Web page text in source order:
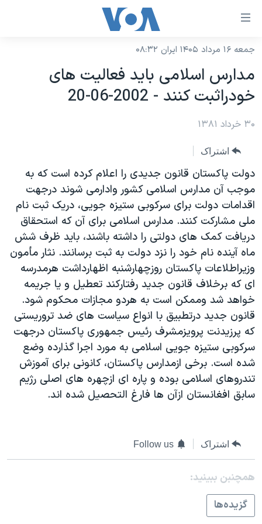
لینکهای
دسترسی
جهش
محتوای
اصلی
صفحه
اصلی
جهش
به
جستجو
نسخه سبک وب‌سایت
موضوع ها
ایران
آمریکا
ورزشی
گزیده‌ها
ویژه برنامه‌ها
ویدیوها
فرهنگ و زندگی
حقوق شهروندی
اقتصادی
علم و فناوری
اسرائیل در جنگ
گالری عکس
آرشیو پخش زنده
برنامه های تلویزیونی
جدول برنامه ها
صفحه‌های ویژه
جام جهانی ۲۰۲۶
عملیات خشم حماسی
۲۵۰سالگی آمریکا
بایگانی برنامه‌های تلویزیونی
مستندها
انتخابات ریاست جمهوری آمریکا ۲۰۲۴
حمله جمهوری اسلامی به اسرائیل
رمز مهسا
ورزش زنان در ایران
اعتراضات زن، زندگی، آزادی
مجموعه مستندهای دادخواهی
دادگاه حمید نوری
چهل سال گروگان‌گیری
قانون شفافیت دارائی کادر رهبری ایران
اعتراضات مردمی آبان ۹۸
فرکانس‌های صدای آمریکا
پخش رادیویی
یادگیری زبان انگلیسی
دنبال کنید
زبانهای مختلف
جمعه ۱۶ مرداد ۱۴۰۵ ایران ۰۸:۳۲
مدارس اسلامی بايد فعاليت های
خودراثبت کنند - 2002-06-20
۳۰ خرداد ۱۳۸۱
اشتراک
دولت پاکستان قانون جديدی را اعلام کرده است که به
موجب آن مدارس اسلامی کشور وادارمی شوند درجهت
اقدامات دولت برای سرکوبی ستيزه جويی، دريک ثبت نام
ملی مشارکت کنند. مدارس اسلامی برای آن که استحقاق
دريافت کمک های دولتی را داشته باشند، بايد ظرف شش
ماه آينده نام خود را نزد دولت به ثبت برسانند. نثار مأمون
وزيراطلاعات پاکستان روزچهارشنبه اظهارداشت هرمدرسه
ای که برخلاف قانون جديد رفتارکند تعطيل و يا جريمه
خواهد شد وممکن است به هردو مجازات محکوم شود.
قانون جديد درتطبيق با انواع سياست های ضد تروريستی
که پرزيدنت پرويزمشرف رئيس جمهوری پاکستان درجهت
سرکوبی ستيزه جويی اسلامی به مورد اجرا گذارده وضع
شده است. برخی ازمدارس پاکستان، کانونی برای آموزش
تندروهای اسلامی بوده و پاره ای ازچهره های اصلی رژيم
سابق افغانستان ازآن ها فارغ التحصيل شده اند.
اشتراک Follow us
همچنبن ببینید:
گزيده‌ها